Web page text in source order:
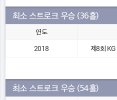
최소 스트로크 우승 (36홀)
연도
2018 제8회
최소 스트로크 우승 (54홀)